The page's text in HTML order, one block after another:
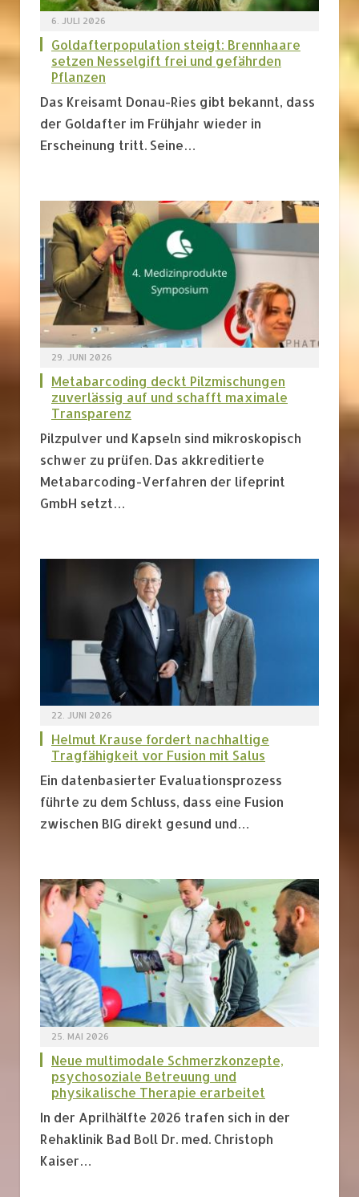
6. JULI 2026
Goldafterpopulation steigt: Brennhaare
setzen Nesselgift frei und gefährden
Pflanzen
Das Kreisamt Donau-Ries gibt bekannt, dass
der Goldafter im Frühjahr wieder in
Erscheinung tritt. Seine…
29. JUNI 2026
Metabarcoding deckt Pilzmischungen
zuverlässig auf und schafft maximale
Transparenz
Pilzpulver und Kapseln sind mikroskopisch
schwer zu prüfen. Das akkreditierte
Metabarcoding-Verfahren der lifeprint
GmbH setzt…
22. JUNI 2026
Helmut Krause fordert nachhaltige
Tragfähigkeit vor Fusion mit Salus
Ein datenbasierter Evaluationsprozess
führte zu dem Schluss, dass eine Fusion
zwischen BIG direkt gesund und…
25. MAI 2026
Neue multimodale Schmerzkonzepte,
psychosoziale Betreuung und
physikalische Therapie erarbeitet
In der Aprilhälfte 2026 trafen sich in der
Rehaklinik Bad Boll Dr. med. Christoph
Kaiser…